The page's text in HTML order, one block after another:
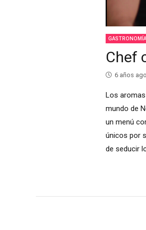
Chef
6 años ago
Los
mundo de
un menú
únicos por
de seducir